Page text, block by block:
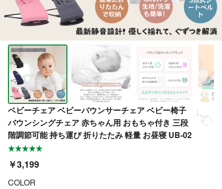
ベビーチェア ベビーバウンサーチェア ベビー椅子
バウンシングチェア 赤ちゃん用 おもちゃ付き 三段
階調節可能 持ち運び 折りたたみ 軽量 お昼寝 UB-02
￥3,199
COLOR